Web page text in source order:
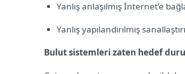
Yanlış anlaşılmış İnternet’e
Yanlış yapılandırılmış
Bulut sistemleri zaten hedef